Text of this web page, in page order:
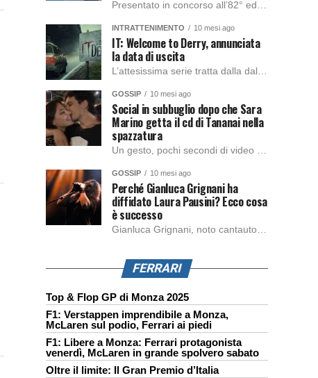
INTRATTENIMENTO 10 mesi ago
IT: Welcome to Derry, annunciata
la data di uscita
GOSSIP 10 mesi ago
Social in subbuglio dopo che Sara
Marino getta il cd di Tananai nella
spazzatura
GOSSIP 10 mesi ago
Perché Gianluca Grignani ha
diffidato Laura Pausini? Ecco cosa
è successo
FERRARI
Top & Flop GP di Monza 2025
F1: Verstappen imprendibile a Monza,
McLaren sul podio, Ferrari ai piedi
F1: Libere a Monza: Ferrari protagonista
venerdì, McLaren in grande spolvero sabato
Oltre il limite: Il Gran Premio d’Italia